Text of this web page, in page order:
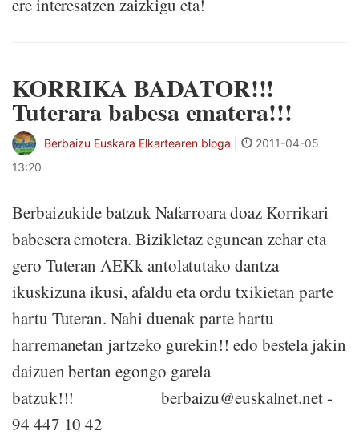
ere interesatzen zaizkigu eta!
KORRIKA BADATOR!!!
Tuterara babesa ematera!!!
Berbaizu Euskara Elkartearen bloga
2011-04-05
13:20
Berbaizukide batzuk Nafarroara doaz Korrikari
babesera emotera. Bizikletaz egunean zehar eta
gero Tuteran AEKk antolatutako dantza
ikuskizuna ikusi, afaldu eta ordu txikietan parte
hartu Tuteran. Nahi duenak parte hartu
harremanetan jartzeko gurekin!! edo bestela jakin
daizuen bertan egongo garela
batzuk!!! berbaizu@euskalnet.net -
94 447 10 42